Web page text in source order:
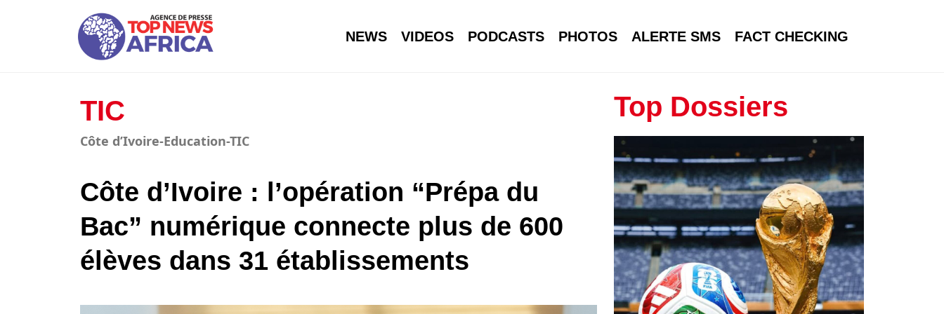
NEWS VIDEOS PODCASTS PHOTOS ALERTE SMS FACT CHECKING
TIC
Côte d’Ivoire-Education-TIC
Côte d’Ivoire : l’opération “Prépa du
Bac” numérique connecte plus de 600
élèves dans 31 établissements
Top Dossiers